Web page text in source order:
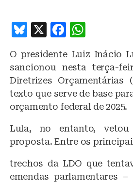
B
e
s
k
y
X
F
c
e
b
o
o
k
at
s
A
p
p
O presidente Luiz Inácio
sancionou nesta terça-
Diretrizes Orçamentárias
texto que serve de base
orçamento federal de 2025.
Lula, no entanto,
proposta. Entre os
trechos da LDO que
emendas parlamentares